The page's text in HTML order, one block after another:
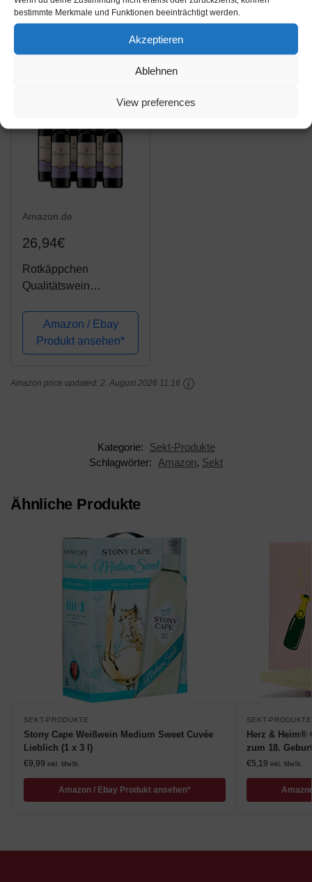
bestimmte Merkmale und Funktionen beeinträchtigt werden.
Akzeptieren
Ablehnen
View preferences
Amazon / Ebay
und Rotkäppchen
Amazon / Ebay
Amazon.de
26,94€
Rotkäppchen
Qualitätswein
(6 x 0.75 l)
Amazon / Ebay
Produkt ansehen*
Amazon price updated: 2. August 2026 11:16
Kategorie:
Sekt-Produkte
Schlagwörter:
Amazon, Sekt
Ähnliche Produkte
SEKT-PRODUKTE
Stony Cape Weißwein Medium Sweet Cuvée
Lieblich (1 x 3 l)
€9,99 inkl. MwSt.
Amazon / Ebay Produkt ansehen*
SEKT-PRODUKTE
Herz & Heim®
zum 18.
€5,19 inkl. MwSt.